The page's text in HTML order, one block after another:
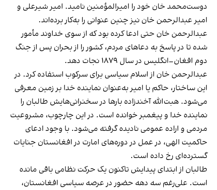
دوست‌محمد خان خود را امیرالمؤمنین نامید. امیر شیرعلی و
امیر عبدالرحمن خان نیز چنین عنوانی را به‌کار برده‌اند.
عبدالرحمن خان حتی ادعا کرده بود که از سوی خداوند مأمور
شده تا در پاسخ به دعاهای مردم، کشور را از بحران پس از جنگ
دوم افغان–انگلیس در سال ۱۸۷۹ نجات دهد.
عبدالرحمن خان از اسلام سیاسی برای سرکوب استفاده کرد. در
این ساختار، حاکم یا امیر به‌عنوان نماینده خدا بر زمین معرفی
می‌شود. هبت‌الله آخندزاده بارها در سخنرانی‌هایش طالبان را
نماینده خدا و پیغمبر خوانده است. در این چارچوب، مشروعیت
مردمی و اراده عمومی نادیده گرفته می‌شود. با وجود ادعای
حاکمیت الهی، در عمل در دوره‌های امارت در افغانستان جنایات
گسترده‌ای رخ داده است.
طالبان از ابتدای پیدایش تاکنون یک حرکت نظامی باقی مانده
است. علی‌رغم سه دهه حضور در عرصه سیاسی افغانستان،